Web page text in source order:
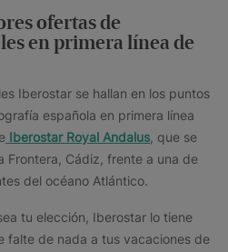
ofertas de
en primera línea de
Iberostar se hallan en los puntos
española en primera línea
Iberostar Royal Andalus , que se
Frontera, Cádiz, frente a una de
del océano Atlántico.
tu elección, Iberostar lo tiene
falte de nada a tus vacaciones de